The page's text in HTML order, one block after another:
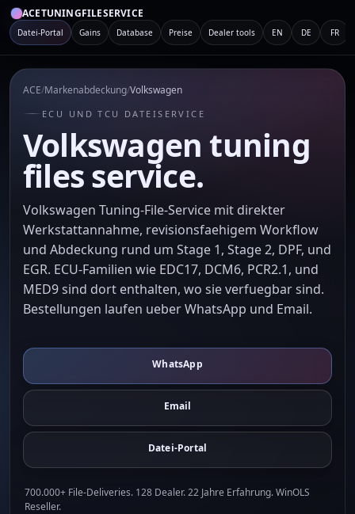
ACETUNINGFILESERVICE
Datei-Portal Gains Database Preise Dealer tools EN DE FR
ACE/Markenabdeckung/Volkswagen
ECU UND TCU DATEISERVICE
Volkswagen tuning
files service.
Volkswagen Tuning-File-Service mit direkter
Werkstattannahme, revisionsfaehigem Workflow
und Abdeckung rund um Stage 1, Stage 2, DPF, und
EGR. ECU-Familien wie EDC17, DCM6, PCR2.1, und
MED9 sind dort enthalten, wo sie verfuegbar sind.
Bestellungen laufen ueber WhatsApp und Email.
WhatsApp
Email
Datei-Portal
700.000+ File-Deliveries. 128 Dealer. 22 Jahre Erfahrung. WinOLS
Reseller.